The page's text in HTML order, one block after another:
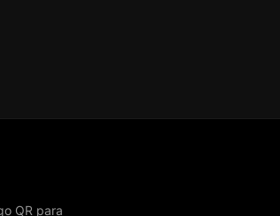
QR para